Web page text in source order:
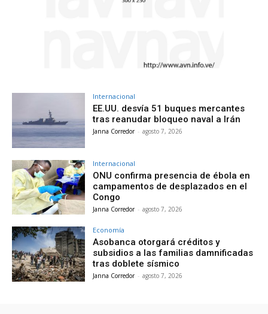
Internacional
EE.UU. desvía 51 buques mercantes
tras reanudar bloqueo naval a Irán
Janna Corredor - agosto 7, 2026
Internacional
ONU confirma presencia de ébola en
campamentos de desplazados en el
Congo
Janna Corredor - agosto 7, 2026
Economía
Asobanca otorgará créditos y
subsidios a las familias damnificadas
tras doblete sísmico
Janna Corredor - agosto 7, 2026